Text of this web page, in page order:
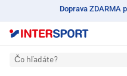
Doprava ZDARMA
Čo hľadáte?